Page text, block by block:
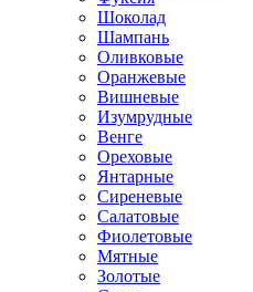
Шоколад
Шампань
Оливковые
Оранжевые
Вишневые
Изумрудные
Венге
Ореховые
Янтарные
Сиреневые
Салатовые
Фиолетовые
Мятные
Золотые